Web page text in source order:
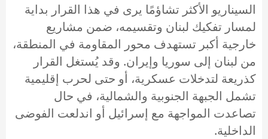
السيناريو الأكثر تشاؤمًا يرى في هذا القرار بداية
لمسار تفكيك لبنان وتقسيمه، ضمن مشاريع
خارجية أكبر تستهدف محور المقاومة في المنطقة،
من لبنان إلى سوريا وإيران. وقد يُستغل القرار
كذريعة لتدخلات عسكرية، أو حتى لحرب إقليمية
تشمل الجبهة الجنوبية والشمالية، في حال
تصاعدت المواجهة مع إسرائيل أو اندلعت الفوضى
الداخلية.